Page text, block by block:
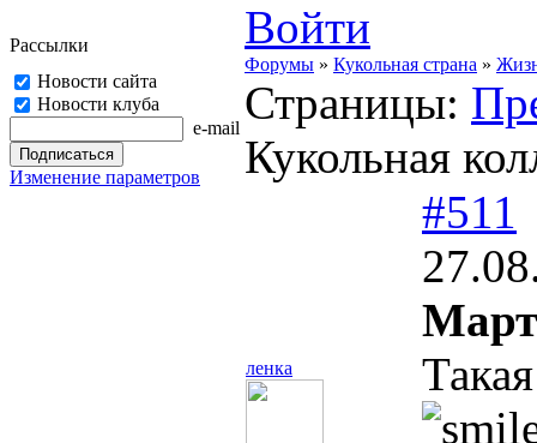
Рассылки
Новости сайта
Новости клуба
e-mail
Изменение параметров
Войти
Форумы » Кукольная страна »
Страницы:
Кукольная
ленка
#511